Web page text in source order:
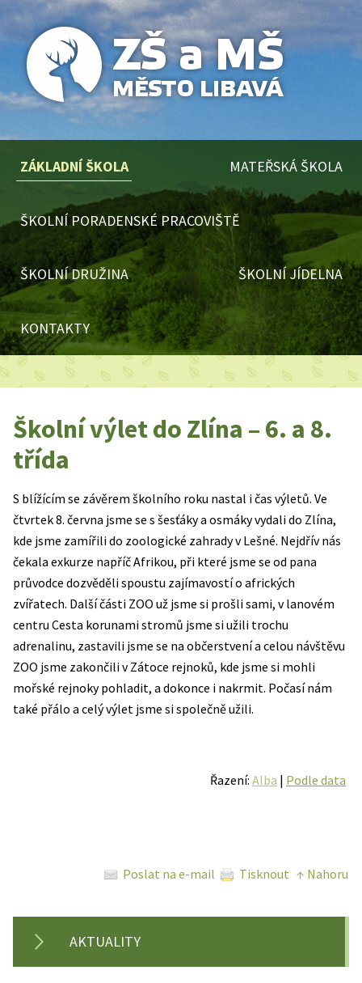
ZÁKLADNÍ ŠKOLA MATEŘSKÁ ŠKOLA
ŠKOLNÍ PORADENSKÉ PRACOVIŠTĚ
ŠKOLNÍ DRUŽINA ŠKOLNÍ JÍDELNA
KONTAKTY
Školní výlet do Zlína – 6. a 8.
třída
S blížícím se závěrem školního roku nastal i čas výletů. Ve
čtvrtek 8. června jsme se s šesťáky a osmáky vydali do Zlína,
kde jsme zamířili do zoologické zahrady v Lešné. Nejdřív nás
čekala exkurze napříč Afrikou, při které jsme se od pana
průvodce dozvěděli spoustu zajímavostí o afrických
zvířatech. Další části ZOO už jsme si prošli sami, v lanovém
centru Cesta korunami stromů jsme si užili trochu
adrenalinu, zastavili jsme se na občerstvení a celou návštěvu
ZOO jsme zakončili v Zátoce rejnoků, kde jsme si mohli
mořské rejnoky pohladit, a dokonce i nakrmit. Počasí nám
také přálo a celý výlet jsme si společně užili.
Řazení: Alba | Podle data
Poslat na e-mail Tisknout ↑ Nahoru
AKTUALITY